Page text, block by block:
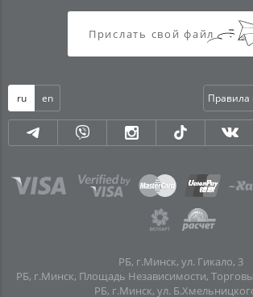
Прислать свой файл
ru en Правила
РБ, г.Минск, ул. Гикало, 3
РБ, г.Минск, Площадь Независимости,
РБ, г.Минск, ул.